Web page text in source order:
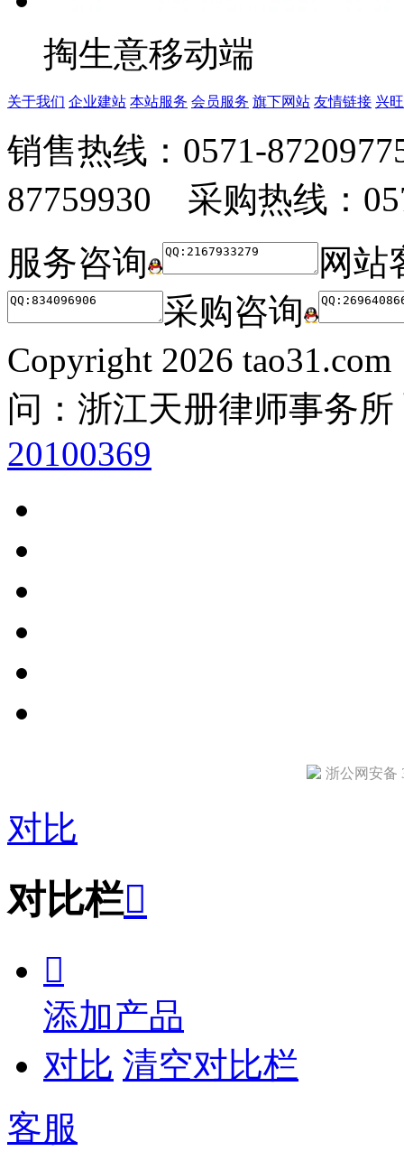
掏生意移动端
关于我们 企业建站 本站服务 会员服务 旗下网站 友情链接 兴
销售热线：0571-
87759930 采购热线：
服务咨询
网站
采购咨询
Copyright 2026
问：浙江天册律师事务
20100369
浙公网安备
对比
对比栏

添加产品
对比 清空对比栏
客服